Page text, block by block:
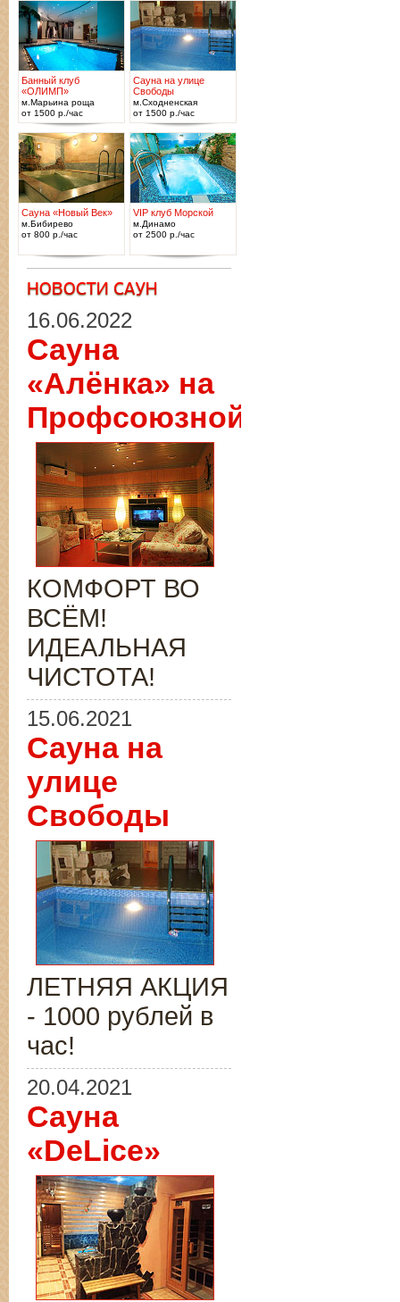
Банный клуб
«ОЛИМП»
м.Марьина роща
от 1500 р./час
Сауна на улице
Свободы
м.Сходненская
от 1500 р./час
Сауна «Новый Век»
м.Бибирево
от 800 р./час
VIP клуб Морской
м.Динамо
от 2500 р./час
16.06.2022
Сауна
«Алёнка» на
Профсоюзной
КОМФОРТ ВО
ВСЁМ!
ИДЕАЛЬНАЯ
ЧИСТОТА!
15.06.2021
Сауна на
улице
Свободы
ЛЕТНЯЯ АКЦИЯ
- 1000 рублей в
час!
20.04.2021
Сауна
«DeLice»